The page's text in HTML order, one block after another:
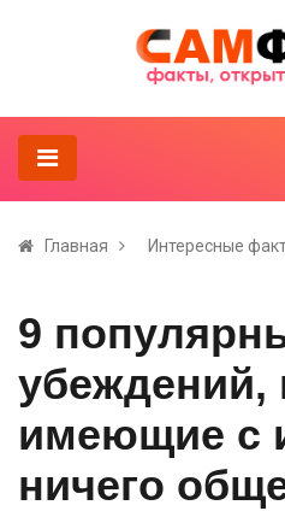
Главная Интересные
9
убеждений,
имеющие с
ничего